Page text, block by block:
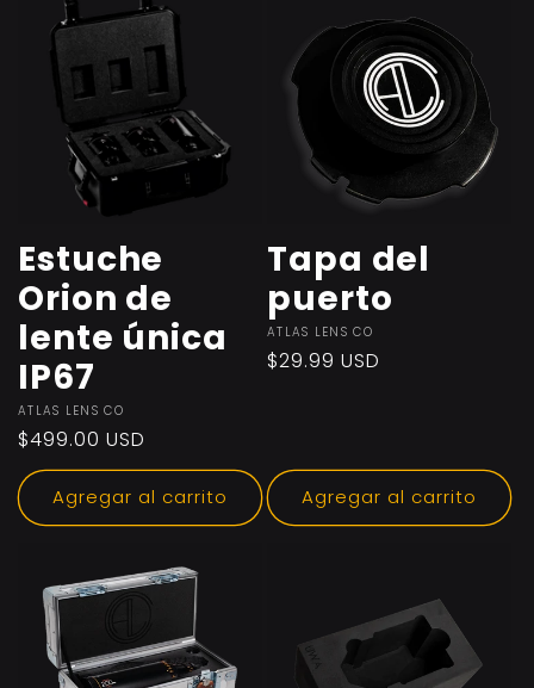
ó
n
:
Estuche
Orion de
lente única
IP67
Proveedor:
ATLAS LENS CO
Precio
habitual
$499.00 USD
Agregar al carrito
Tapa del
puerto
Proveedor:
ATLAS LENS CO
Precio
$29.99 USD
Agregar al carrito